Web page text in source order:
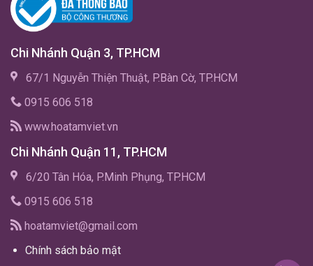
Chi Nhánh Quận 3, TP.HCM
67/1 Nguyễn Thiện Thuật, P.Bàn Cờ, TP.HCM
0915 606 518
www.hoatamviet.vn
Chi Nhánh Quận 11, TP.HCM
6/20 Tân Hóa, P.Minh Phụng, TP.HCM
0915 606 518
hoatamviet@gmail.com
Chính sách bảo mật